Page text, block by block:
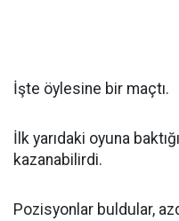
İşte öylesine bir maçtı.
İlk yarıdaki oyuna
kazanabilirdi.
Pozisyonlar buldular,